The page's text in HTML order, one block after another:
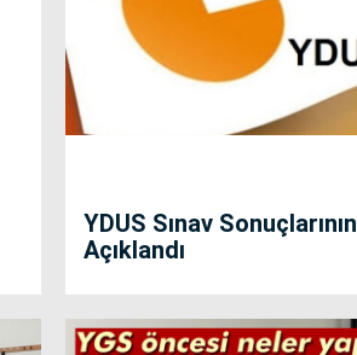
YDUS Sınav Sonuçlarının
Açıklandı